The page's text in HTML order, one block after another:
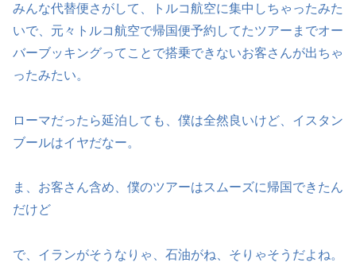
みんな代替便さがして、トルコ航空に集中しちゃったみた
いで、元々トルコ航空で帰国便予約してたツアーまでオー
バーブッキングってことで搭乗できないお客さんが出ちゃ
ったみたい。
ローマだったら延泊しても、僕は全然良いけど、イスタン
ブールはイヤだなー。
ま、お客さん含め、僕のツアーはスムーズに帰国できたん
だけど
で、イランがそうなりゃ、石油がね、そりゃそうだよね。